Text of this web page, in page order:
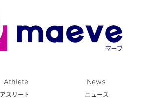
Athlete News
アスリート ニュース